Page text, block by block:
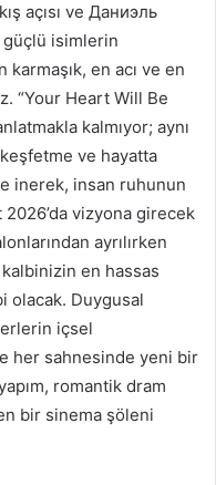
açısı ve Даниэль
isimlerin
karmaşık, en acı ve en
“Your Heart Will Be
kalmıyor; aynı
ve hayatta
inerek, insan ruhunun
2026’da vizyona girecek
ayrılırken
en hassas
olacak. Duygusal
içsel
her sahnesinde yeni bir
romantik dram
bir sinema şöleni